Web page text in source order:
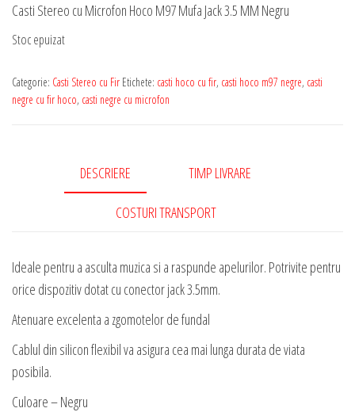
Casti Stereo cu Microfon Hoco M97 Mufa Jack 3.5 MM Negru
Stoc epuizat
Categorie: Casti Stereo cu Fir Etichete: casti hoco cu fir, casti hoco m97 negre, casti
negre cu fir hoco, casti negre cu microfon
DESCRIERE TIMP LIVRARE
COSTURI TRANSPORT
Ideale pentru a asculta muzica si a raspunde apelurilor. Potrivite pentru
orice dispozitiv dotat cu conector jack 3.5mm.
Atenuare excelenta a zgomotelor de fundal
Cablul din silicon flexibil va asigura cea mai lunga durata de viata
posibila.
Culoare – Negru